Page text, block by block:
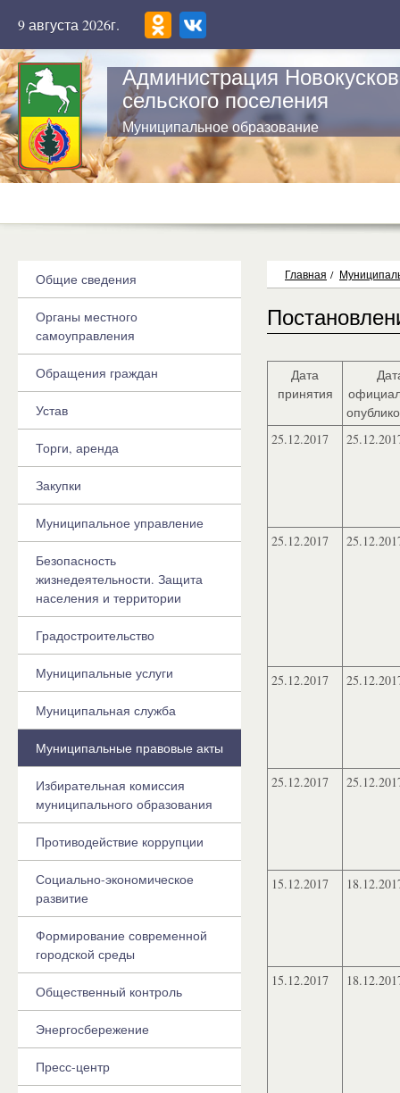
9 августа 2026г.
Администрация
сельского поселения
Муниципальное образование
Главная /
Дата
принятия
25.12.2017
25.12.2017
25.12.2017
25.12.2017
15.12.2017
15.12.2017
Общие сведения
Органы местного
самоуправления
Обращения граждан
Устав
Торги, аренда
Закупки
Муниципальное управление
Безопасность
жизнедеятельности. Защита
населения и территории
Градостроительство
Муниципальные услуги
Муниципальная служба
Муниципальные правовые акты
Избирательная комиссия
муниципального образования
Противодействие коррупции
Социально-экономическое
развитие
Формирование современной
городской среды
Общественный контроль
Энергосбережение
Пресс-центр